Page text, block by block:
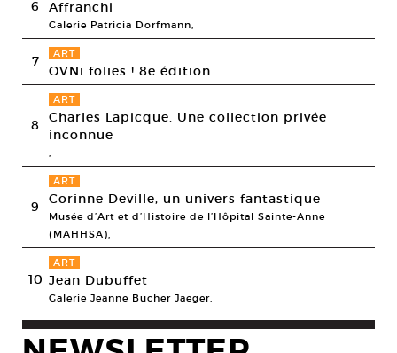
6 Affranchi
Galerie Patricia Dorfmann,
7 ART
OVNi folies ! 8e édition
8
ART
Charles Lapicque. Une collection privée
inconnue
,
9
ART
Corinne Deville, un univers fantastique
Musée d’Art et d’Histoire de l’Hôpital Sainte-Anne
(MAHHSA),
10
ART
Jean Dubuffet
Galerie Jeanne Bucher Jaeger,